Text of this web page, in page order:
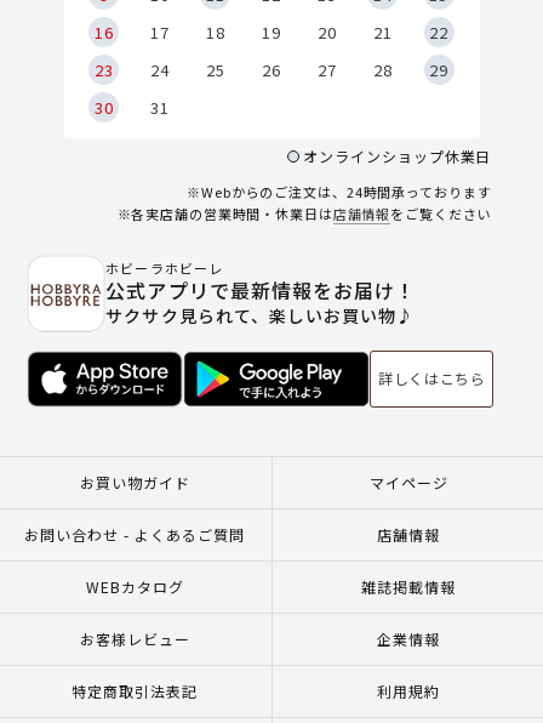
16
17 18 19 20 21
22
23
24 25 26 27 28
29
30
31
オンラインショップ休業日
※Webからのご注文は、24時間承っております
※各実店舗の営業時間・休業日は店舗情報をご覧ください
ホビーラホビーレ
公式アプリで最新情報をお届け！
サクサク見られて、楽しいお買い物♪
詳しくはこちら
お買い物ガイド マイページ
お問い合わせ - よくあるご質問 店舗情報
WEBカタログ 雑誌掲載情報
お客様レビュー 企業情報
特定商取引法表記 利用規約